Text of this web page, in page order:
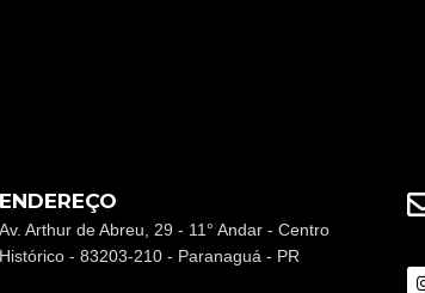
ENDEREÇO
Av. Arthur de Abreu, 29 - 11° Andar - Centro
Histórico - 83203-210 - Paranaguá - PR